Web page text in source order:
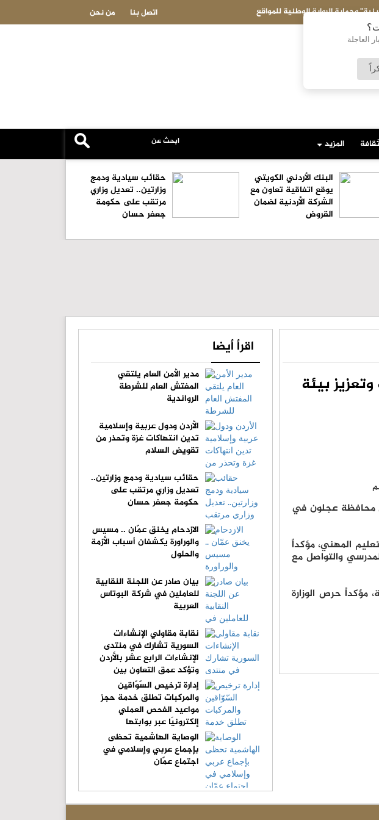
العاجلة
محمد الهياجنه يكتب: لا للتعديل !!!! من نحن اتصل بنا
المزيد
البنك الأردني الكويتي
يوقع اتفاقية تعاون مع
الشركة الأردنية لضمان
القروض
حقائب سيادية ودمج
وزارتين.. تعديل وزاري
مرتقب على حكومة
جعفر حسان
بيئة
محافظة عجلون في
المهني، مؤكداً
والتواصل مع
مؤكداً حرص الوزارة
اقرأ أيضا
مدير الأمن العام يلتقي
المفتش العام للشرطة
الرواندية
الأردن ودول عربية وإسلامية
تدين انتهاكات غزة وتحذر من
تقويض السلام
حقائب سيادية ودمج وزارتين..
تعديل وزاري مرتقب على
حكومة جعفر حسان
الازدحام يخنق عمّان .. مسيس
والوراورة يكشفان أسباب الأزمة
والحلول
بيان صادر عن اللجنة النقابية
للعاملين في شركة البوتاس
العربية
نقابة مقاولي الإنشاءات
السورية تشارك في منتدى
الإنشاءات الرابع عشر بالأردن
وتؤكد عمق التعاون بين
النقابتين
إدارة ترخيص السّوّاقين
والمركبات تطلق خدمة حجز
مواعيد الفحص العملي
إلكترونيًا عبر بوابتها
الإلكترونية
الوصاية الهاشمية تحظى
بإجماع عربي وإسلامي في
اجتماع عمّان